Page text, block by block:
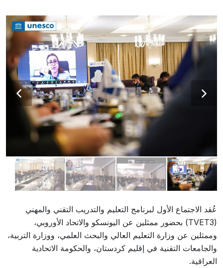
عُقد الاجتماع الأول لبرنامج التعليم والتدريب التقني والمهني
(TVET3) بحضور ممثلين عن اليونسكو والاتحاد الأوروبي،
وممثلين عن وزارة التعليم العالي والبحث العلمي، ووزارة التربية،
والجامعات التقنية في إقليم كردستان، والحكومة الاتحادية
العراقية.